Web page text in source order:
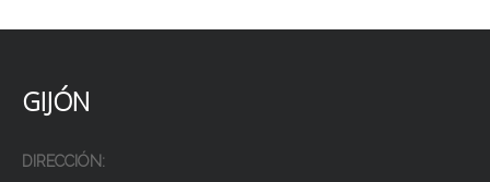
GIJÓN
DIRECCIÓN: